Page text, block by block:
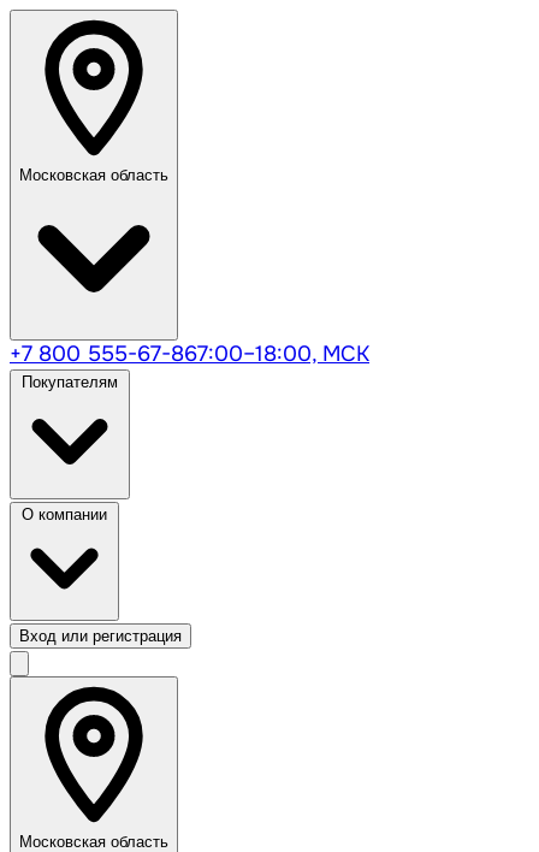
Московская область
+7 800 555-67-867:00–18:00, МСК
Вход или регистрация
Московская область